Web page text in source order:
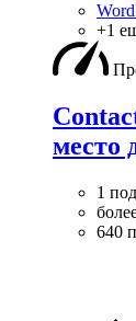
+1
место
1
640